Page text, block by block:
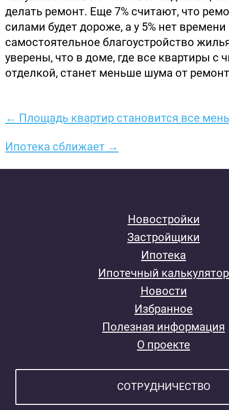
делать ремонт. Еще 7% считают, что
силами будет дороже, а у 5% нет времени
самостоятельное благоустройство
уверены, что в доме, где все квартиры с
отделкой, станет меньше шума от
← Площадь квартир становится все
Ипотека сближает →
Новостройки
Застройщики
Ипотека
Ипотечный калькулятор
Новости
Избранное
Полезная информация
О проекте
СОТРУДНИЧЕСТВО